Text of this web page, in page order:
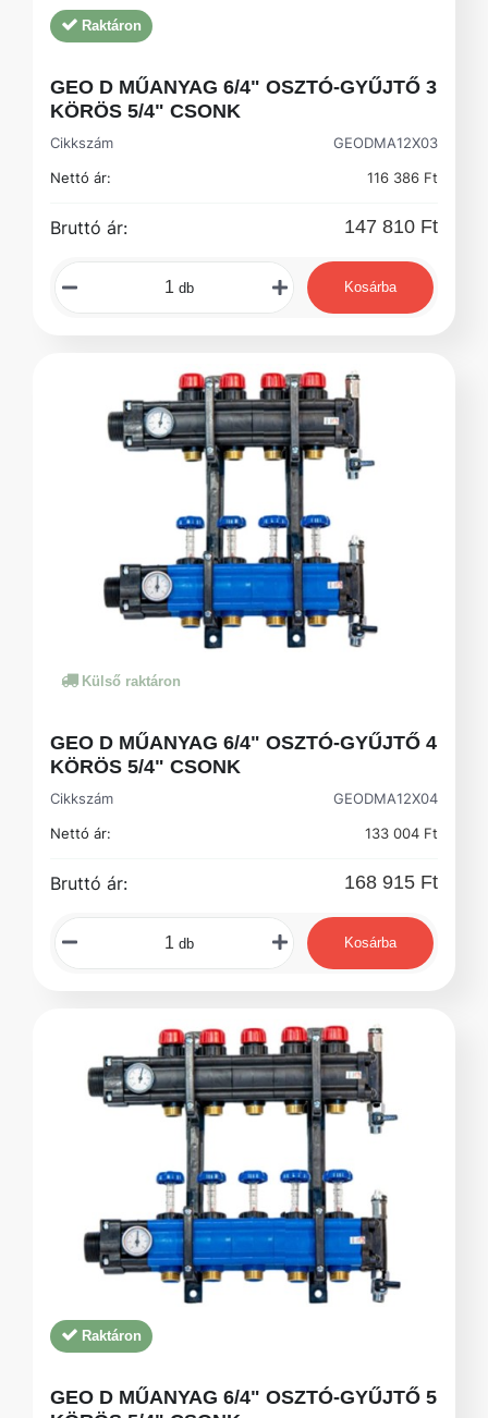
Raktáron
GEO D MŰANYAG 6/4" OSZTÓ-GYŰJTŐ 3
KÖRÖS 5/4" CSONK
Cikkszám
GEODMA12X03
Nettó ár:
116 386 Ft
Bruttó ár: 147 810 Ft
db Kosárba
Külső raktáron
GEO D MŰANYAG 6/4" OSZTÓ-GYŰJTŐ 4
KÖRÖS 5/4" CSONK
Cikkszám
GEODMA12X04
Nettó ár:
133 004 Ft
Bruttó ár: 168 915 Ft
db Kosárba
Raktáron
GEO D MŰANYAG 6/4" OSZTÓ-GYŰJTŐ 5